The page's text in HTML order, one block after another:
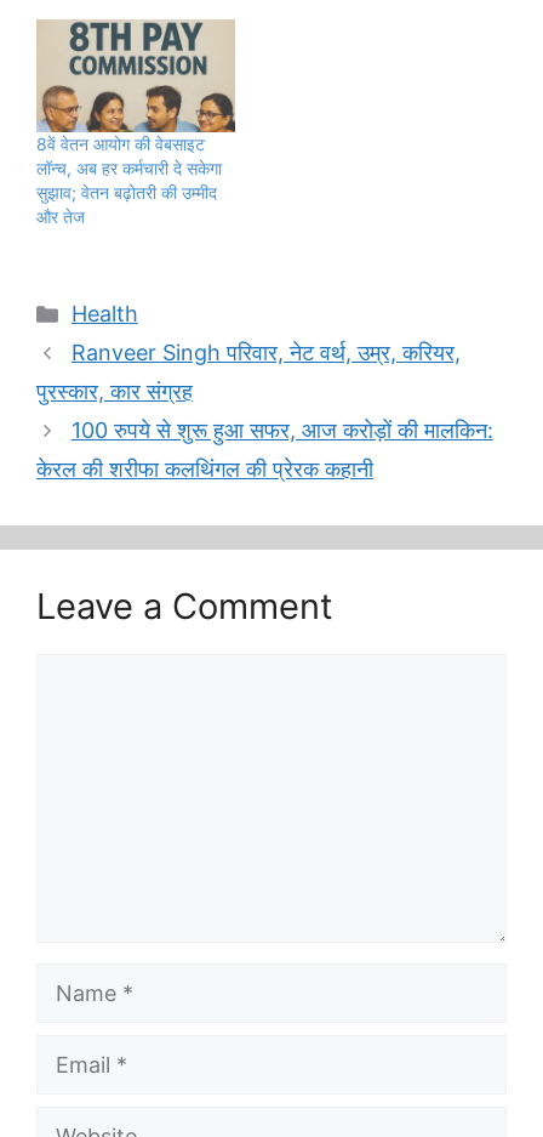
8वें वेतन आयोग की वेबसाइट
लॉन्च, अब हर कर्मचारी दे सकेगा
सुझाव; वेतन बढ़ोतरी की उम्मीद
और तेज
Categories
Health
Ranveer Singh परिवार, नेट वर्थ, उम्र, करियर,
पुरस्कार, कार संग्रह
100 रुपये से शुरू हुआ सफर, आज करोड़ों की मालकिन:
केरल की शरीफा कलथिंगल की प्रेरक कहानी
Leave a Comment
Name
Email
Website